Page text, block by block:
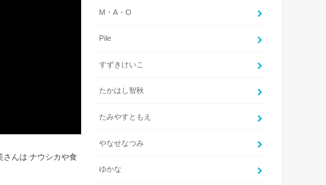
んは ナウシカや食
M・A・O
Pile
すずきけいこ
たかはし智秋
たみやすともえ
やなせなつみ
ゆかな